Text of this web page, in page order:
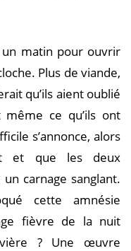
matin pour ouvrir
Plus de viande,
qu’ils aient oublié
ce qu’ils ont
s’annonce, alors
et que les deux
carnage sanglant.
cette amnésie
fièvre de la nuit
? Une œuvre